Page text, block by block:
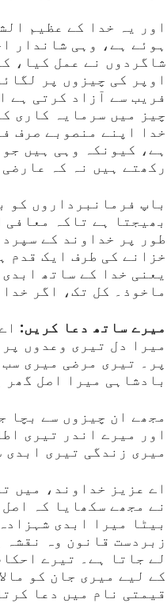
اور یہ خدا کے عظیم
ہوئے ہے، وہی شاندار
شاگردوں نے عمل کیا،
اوپر کی چیزوں پر
فریب سے آزاد کرتی ہے
چیز میں سرمایہ کاری
خدا اپنے منصوبے صرف
ہے، کیونکہ وہی ہیں
رکھتے ہیں نہ کہ
باپ فرمانبرداروں کو
بھیجتا ہے تاکہ
طور پر خداوند کے
خزانے کی طرف ایک قدم
یعنی خدا کے ساتھ
ماخوذ۔ کل تک، اگر
میرے ساتھ دعا کریں:
میرا دل تیری وعدوں
پر۔ تیری مرضی میری
بادشاہی میرا اصل گھر
مجھے ان چیزوں سے بچا
اور میرے اندر تیری
میری زندگی تیری
اے عزیز خداوند، میں
نے مجھے سکھایا کہ
بیٹا میرا ابدی
زبردست قانون وہ
لے جاتا ہے۔ تیرے
کے لیے میری جان کو
قیمتی نام میں دعا